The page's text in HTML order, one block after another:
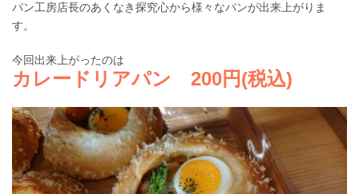
パン工房店長のあくなき探究心から様々なパンが出来上がりま
す。
今回出来上がったのは
カレードリアパン 200円(税込)